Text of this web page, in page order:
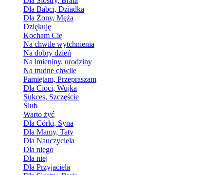
Dla Babci, Dziadka
Dla Żony, Męża
Dziękuję
Kocham Cię
Na chwile wytchnienia
Na dobry dzień
Na imieniny, urodziny
Na trudne chwile
Pamiętam, Przepraszam
Dla Cioci, Wujka
Sukces, Szczęście
Ślub
Warto żyć
Dla Córki, Syna
Dla Mamy, Taty
Dla Nauczyciela
Dla niego
Dla niej
Dla Przyjaciela